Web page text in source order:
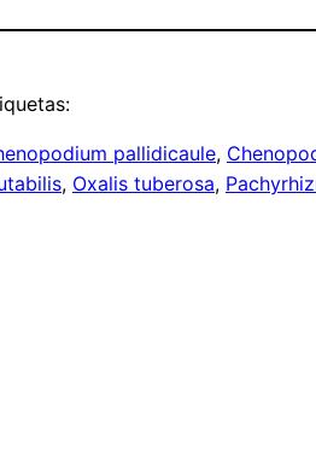
pallidicaule,
, Oxalis tuberosa,